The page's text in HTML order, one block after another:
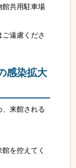
館共用駐車場
遠慮くださ
感染拡大
、来館される
を控えてく